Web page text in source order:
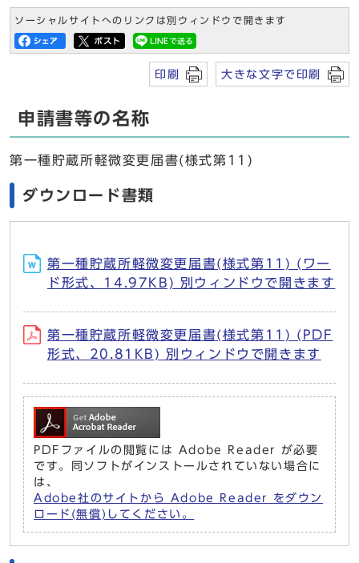
ソーシャルサイトへのリンクは別ウィンドウで開きます
印刷 大きな文字で印刷
申請書等の名称
第一種貯蔵所軽微変更届書(様式第11)
ダウンロード書類
第一種貯蔵所軽微変更届書(様式第11) (ワー
ド形式、14.97KB) 別ウィンドウで開きます
第一種貯蔵所軽微変更届書(様式第11) (PDF
形式、20.81KB) 別ウィンドウで開きます
PDFファイルの閲覧には Adobe Reader が必要
です。同ソフトがインストールされていない場合に
は、
Adobe社のサイトから Adobe Reader をダウン
ロード(無償)してください。